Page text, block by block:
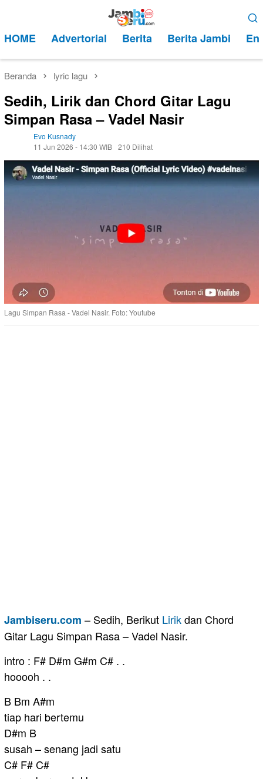
kontenMobile
HOME Advertorial Berita Berita Jambi
Beranda lyric lagu
Sedih, Lirik dan Chord Gitar Lagu
Simpan Rasa – Vadel Nasir
Evo Kusnady
11 Jun 2026 - 14:30 WIB 210 Dilihat
Lagu Simpan Rasa - Vadel Nasir. Foto: Youtube
Jambiseru.com – Sedih, Berikut Lirikdan Chord
Gitar Lagu Simpan Rasa – Vadel Nasir.
intro : F# D#m G#m C# . .
hooooh . .
B Bm A#m
tiap hari bertemu
D#m B
susah – senang jadi satu
C# F# C#